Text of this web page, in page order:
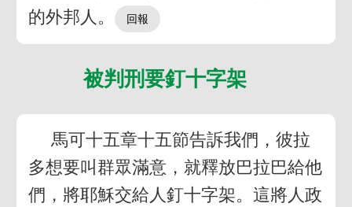
的外邦人。
被判刑要釘十字架
馬可十五章十五節告訴我們，彼拉
多想要叫群眾滿意，就釋放巴拉巴給他
們，將耶穌交給人釘十字架。這將人政